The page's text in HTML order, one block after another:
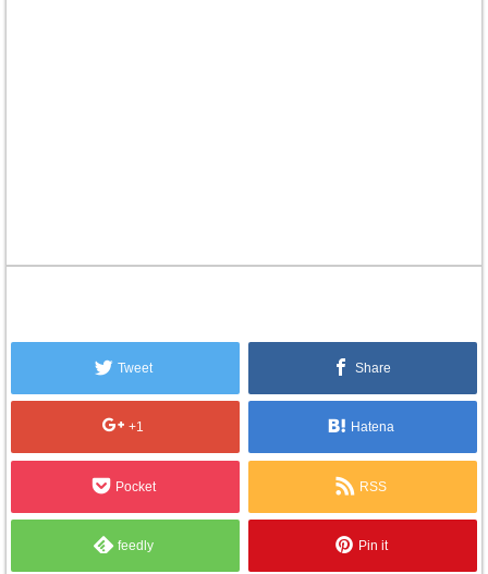
Tweet Share
+1 Hatena
Pocket RSS
feedly Pin it